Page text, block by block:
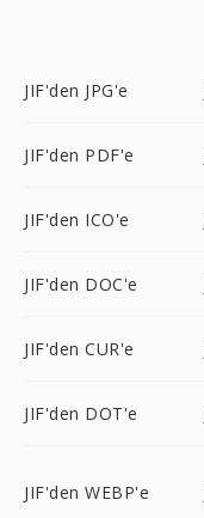
JIF'den JPG'e
JIF'den PDF'e
JIF'den ICO'e
JIF'den DOC'e
JIF'den CUR'e
JIF'den DOT'e
JIF'den WEBP'e